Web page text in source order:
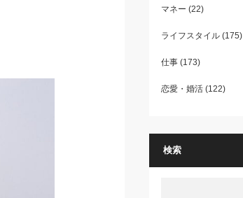
マネー (22)
ライフスタイル(175)
仕事(173)
恋愛・婚活(122)
検索